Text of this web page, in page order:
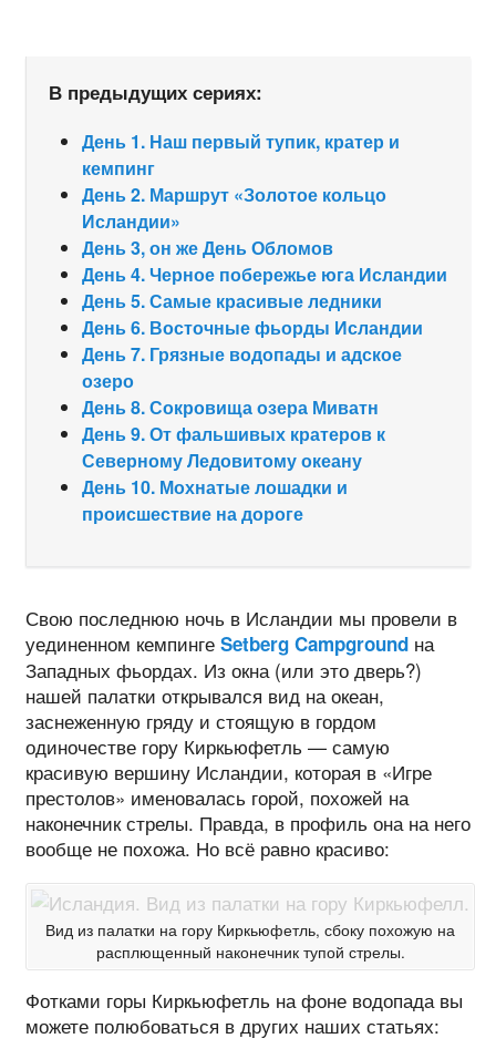
В предыдущих сериях:
День 1. Наш первый тупик, кратер и
кемпинг
День 2. Маршрут «Золотое кольцо
Исландии»
День 3, он же День Обломов
День 4. Черное побережье юга Исландии
День 5. Самые красивые ледники
День 6. Восточные фьорды Исландии
День 7. Грязные водопады и адское
озеро
День 8. Сокровища озера Миватн
День 9. От фальшивых кратеров к
Северному Ледовитому океану
День 10. Мохнатые лошадки и
происшествие на дороге
Свою последнюю ночь в Исландии мы провели в
уединенном кемпинге Setberg Campgroundна
Западных фьордах. Из окна (или это дверь?)
нашей палатки открывался вид на океан,
заснеженную гряду и стоящую в гордом
одиночестве гору Киркьюфетль — самую
красивую вершину Исландии, которая в «Игре
престолов» именовалась горой, похожей на
наконечник стрелы. Правда, в профиль она на него
вообще не похожа. Но всё равно красиво:
Вид из палатки на гору Киркьюфетль, сбоку похожую на
расплющенный наконечник тупой стрелы.
Фотками горы Киркьюфетль на фоне водопада вы
можете полюбоваться в других наших статьях: